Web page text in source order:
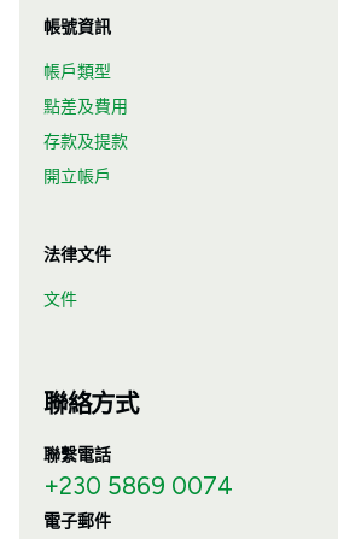
帳號資訊
帳戶類型
點差及費用
存款及提款
開立帳戶
法律文件
文件
聯絡方式
聯繫電話
+230 5869 0074
電子郵件